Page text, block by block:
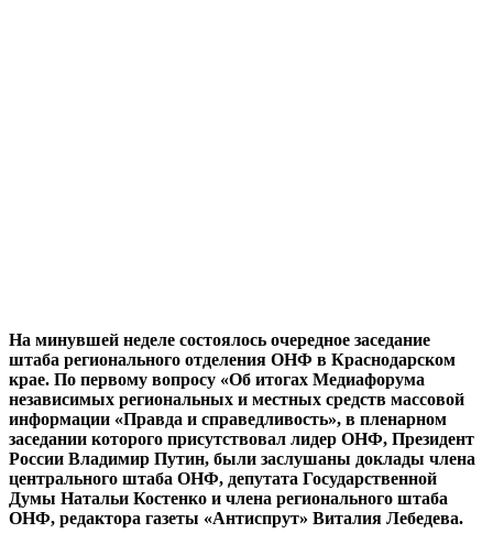
На минувшей неделе состоялось очередное заседание
штаба регионального отделения ОНФ в Краснодарском
крае. По первому вопросу «Об итогах Медиафорума
независимых региональных и местных средств массовой
информации «Правда и справедливость», в пленарном
заседании которого присутствовал лидер ОНФ, Президент
России Владимир Путин, были заслушаны доклады члена
центрального штаба ОНФ, депутата Государственной
Думы Натальи Костенко и члена регионального штаба
ОНФ, редактора газеты «Антиспрут» Виталия Лебедева.